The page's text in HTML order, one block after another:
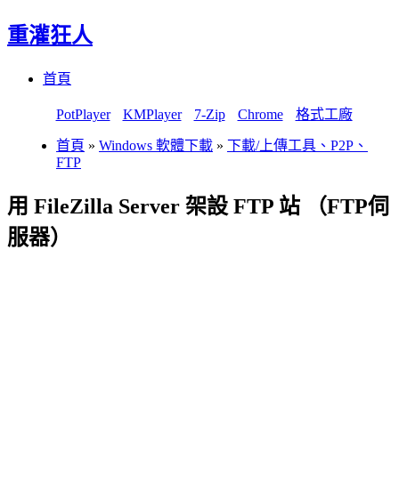
重灌狂人
首頁
PotPlayer KMPlayer 7-Zip Chrome 格式工廠
首頁 » Windows 軟體下載 » 下載/上傳工具、P2P、
FTP
用 FileZilla Server 架設 FTP 站 （FTP伺
服器）